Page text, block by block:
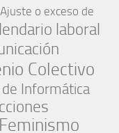
Ajuste o exceso de
laboral
Colectivo
Informática
Feminismo